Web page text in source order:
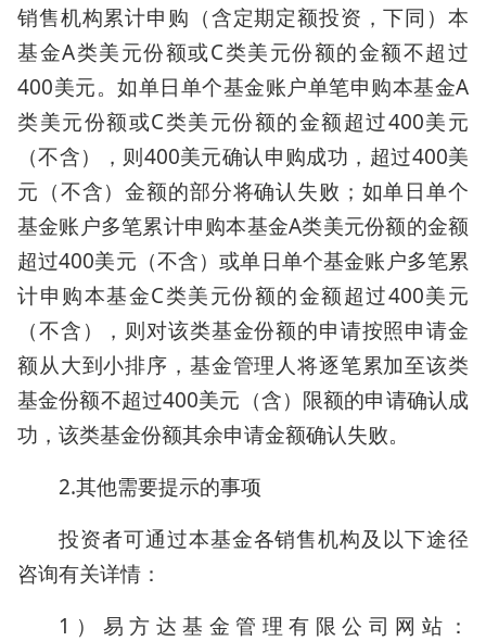
销售机构累计申购（含定期定额投资，下同）本
基金A类美元份额或C类美元份额的金额不超过
400美元。如单日单个基金账户单笔申购本基金A
类美元份额或C类美元份额的金额超过400美元
（不含），则400美元确认申购成功，超过400美
元（不含）金额的部分将确认失败；如单日单个
基金账户多笔累计申购本基金A类美元份额的金额
超过400美元（不含）或单日单个基金账户多笔累
计申购本基金C类美元份额的金额超过400美元
（不含），则对该类基金份额的申请按照申请金
额从大到小排序，基金管理人将逐笔累加至该类
基金份额不超过400美元（含）限额的申请确认成
功，该类基金份额其余申请金额确认失败。
2.其他需要提示的事项
投资者可通过本基金各销售机构及以下途径
咨询有关详情：
1）易方达基金管理有限公司网站：